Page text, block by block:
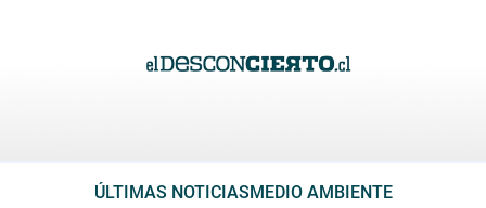
ÚLTIMAS NOTICIAS MEDIO AMBIENTE